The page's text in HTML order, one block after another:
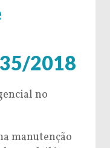
2018
no
manutenção